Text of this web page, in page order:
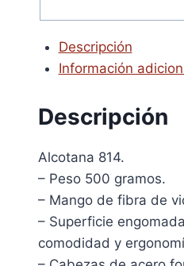
Descripción
Información
Descripción
Alcotana 814.
– Peso 500 gramos.
– Mango de fibra de
– Superficie
comodidad y